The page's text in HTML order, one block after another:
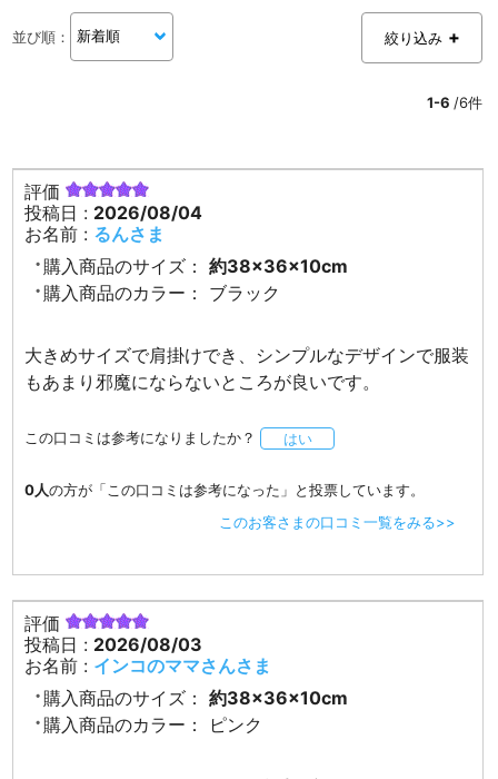
並び順 ： 絞り込み
1-6 /6件
評価
投稿日 : 2026/08/04
お名前 : るんさま
購入商品のサイズ：
約38×36×10cm
購入商品のカラー：
ブラック
大きめサイズで肩掛けでき、シンプルなデザインで服装
もあまり邪魔にならないところが良いです。
この口コミは参考になりましたか？ はい
0人の方が「この口コミは参考になった」と投票しています。
このお客さまの口コミ一覧をみる>>
評価
投稿日 : 2026/08/03
お名前 : インコのママさんさま
購入商品のサイズ：
約38×36×10cm
購入商品のカラー：
ピンク